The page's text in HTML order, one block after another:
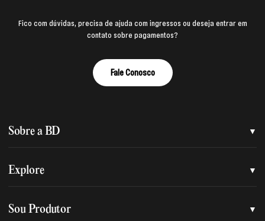
Fico com dúvidas, precisa de ajuda com ingressos ou deseja entrar em
contato sobre pagamentos?
Fale Conosco
Sobre a BD
Quem somos
Explore
Assessoria de imprensa
Sou Produtor